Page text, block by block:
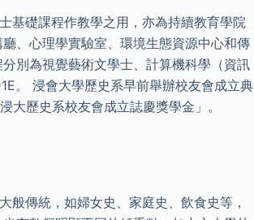
基礎課程作教學之用，亦為持續教育學院
、心理學實驗室、環境生態資源中心和傳
別為視覺藝術文學士、計算機科學（資訊
。 浸會大學歷史系早前舉辦校友會成立典
大歷史系校友會成立誌慶獎學金」。
般傳統，如婦女史、家庭史、飲食史等，